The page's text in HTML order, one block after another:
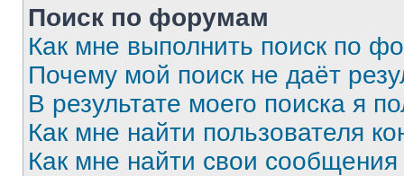
Поиск по форумам
Как мне выполнить поиск по
Почему мой поиск не даёт
В результате моего поиска я
Как мне найти пользователя
Как мне найти свои